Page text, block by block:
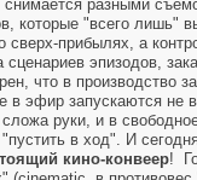
разными
которые "всего лишь"
сверх-прибылях, а
эпизодов,
что в производство
в эфир запускаются не
руки, и в
в ход". И
кино-конвеер!